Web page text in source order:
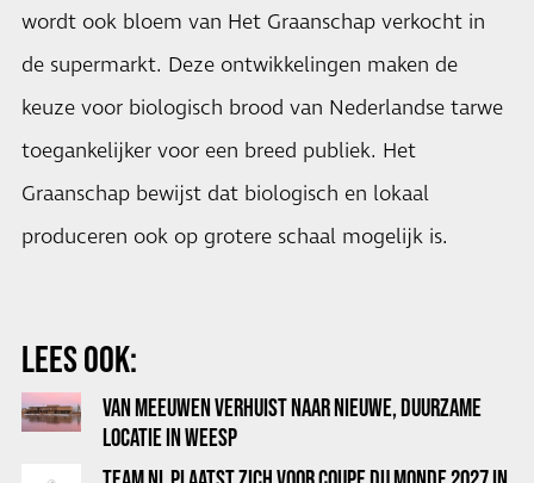
wordt ook bloem van Het Graanschap verkocht in
de supermarkt. Deze ontwikkelingen maken de
keuze voor biologisch brood van Nederlandse tarwe
toegankelijker voor een breed publiek. Het
Graanschap bewijst dat biologisch en lokaal
produceren ook op grotere schaal mogelijk is.
LEES OOK:
VAN MEEUWEN VERHUIST NAAR NIEUWE, DUURZAME
LOCATIE IN WEESP